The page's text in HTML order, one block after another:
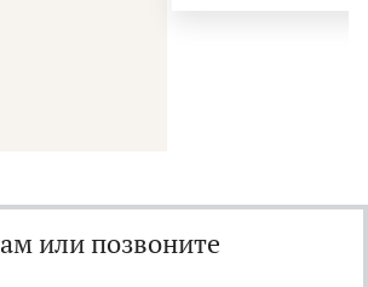
или позвоните